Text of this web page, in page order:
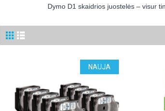
Dymo D1 skaidrios juostelės – visur
NAUJA